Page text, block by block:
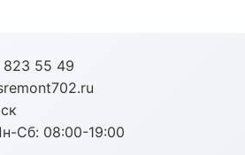
55 49
Сб: 08:00-19:00